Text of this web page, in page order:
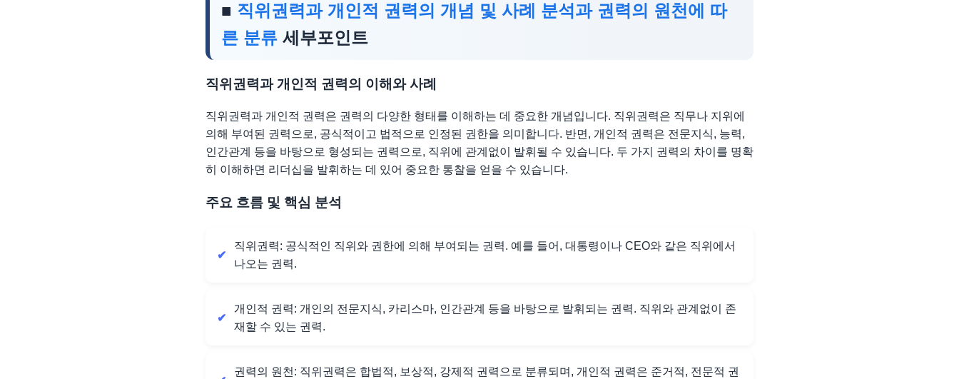
■ 직위권력과 개인적 권력의 개념 및 사례 분석과 권력의 원천에 따
른 분류 세부포인트
직위권력과 개인적 권력의 이해와 사례
직위권력과 개인적 권력은 권력의 다양한 형태를 이해하는 데 중요한 개념입니다. 직위권력은 직무나 지위에
의해 부여된 권력으로, 공식적이고 법적으로 인정된 권한을 의미합니다. 반면, 개인적 권력은 전문지식, 능력,
인간관계 등을 바탕으로 형성되는 권력으로, 직위에 관계없이 발휘될 수 있습니다. 두 가지 권력의 차이를 명확
히 이해하면 리더십을 발휘하는 데 있어 중요한 통찰을 얻을 수 있습니다.
주요 흐름 및 핵심 분석
직위권력: 공식적인 직위와 권한에 의해 부여되는 권력. 예를 들어, 대통령이나 CEO와 같은 직위에서
나오는 권력.
개인적 권력: 개인의 전문지식, 카리스마, 인간관계 등을 바탕으로 발휘되는 권력. 직위와 관계없이 존
재할 수 있는 권력.
권력의 원천: 직위권력은 합법적, 보상적, 강제적 권력으로 분류되며, 개인적 권력은 준거적, 전문적 권